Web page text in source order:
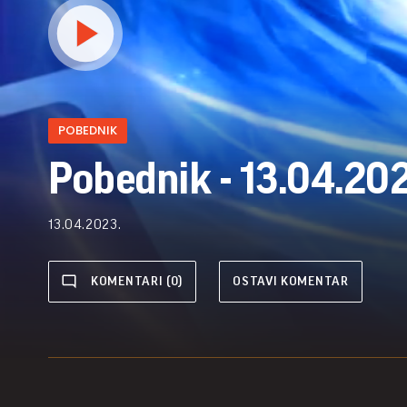
POBEDNIK
Pobednik -
13.04.2023.
KOMENTARI (0) OSTAVI KOMENTAR